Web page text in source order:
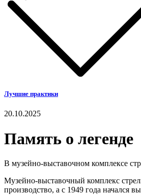
Лучшие практики
20.10.2025
Память о легенде
В музейно-выставочном комплексе
Музейно-выставочный комплекс
производство, а с 1949 года начался